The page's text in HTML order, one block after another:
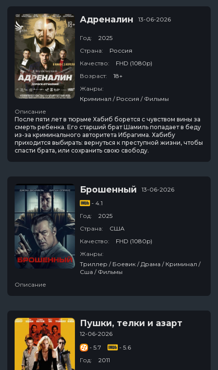
Адреналин 13-06-2026
Год:
2025
Страна:
Россия
Качество:
FHD (1080p)
Возраст:
18+
Жанры:
Криминал / Россия / Фильмы
Описание
После пяти лет в тюрьме Хабиб борется с чувством вины за
смерть ребенка. Его старший брат Шамиль попадает в беду
из-за криминального авторитета Ибрагима. Хабибу
приходится выбирать: вернуться к преступной жизни, чтобы
спасти брата, или сохранить свою свободу.
Брошенный
13-06-2026
- 4.1
Год:
2025
Страна:
США
Качество:
FHD (1080p)
Жанры:
Триллер / Боевик / Драма / Криминал /
Сша / Фильмы
Описание
Пушки, телки и азарт
12-06-2026
- 5.7
- 5.6
Год:
2011